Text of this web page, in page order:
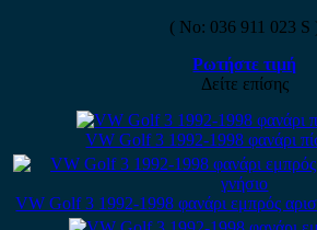
( Νο: 036 911 023 S
Ρωτήστε τιμή
Δείτε επίσης
VW Golf 3 1992-1998 φανάρι
VW Golf 3 1992-1998 φανάρι εμπρός